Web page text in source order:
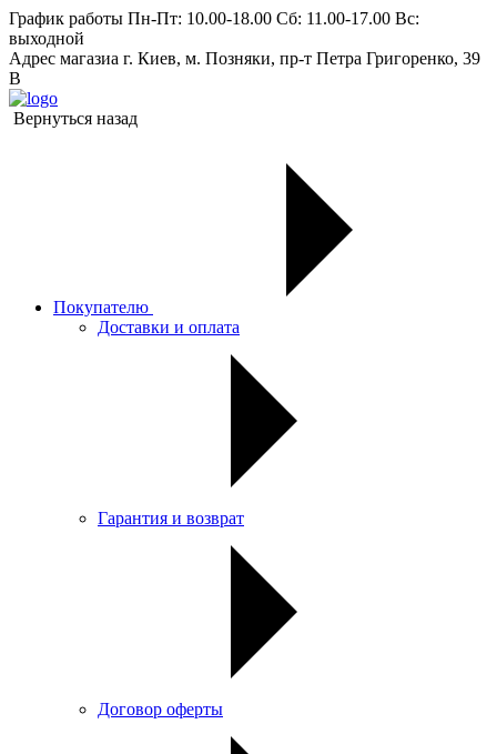
График работы Пн-Пт: 10.00-18.00 Сб: 11.00-17.00 Вс:
выходной
Адрес магазиа г. Киев, м. Позняки, пр-т Петра Григоренко, 39
В
Вернуться назад
Покупателю
Доставки и оплата
Гарантия и возврат
Договор оферты